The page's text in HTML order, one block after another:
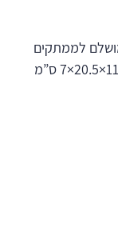
לממתקים
והפתעות במסיבות וימי הולדת גודל השקית: 11×20.5×7 ס”מ